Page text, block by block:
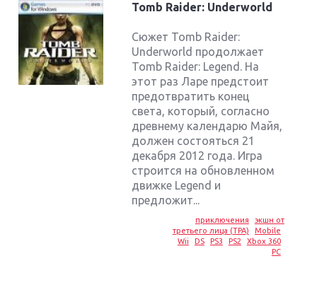
Tomb Raider: Underworld
Сюжет Tomb Raider:
Underworld продолжает
Tomb Raider: Legend. На
этот раз Ларе предстоит
предотвратить конец
света, который, согласно
древнему календарю Майя,
должен состояться 21
декабря 2012 года. Игра
строится на обновленном
движке Legend и
предложит...
приключения
экшн от
третьего лица (TPA)
Mobile
Wii
DS PS3 PS2
Xbox 360
PC
Крупнейшие релизы мая: Nintendo, Microsoft и
Новинки для Nintendo Switch: Labo, South Park и